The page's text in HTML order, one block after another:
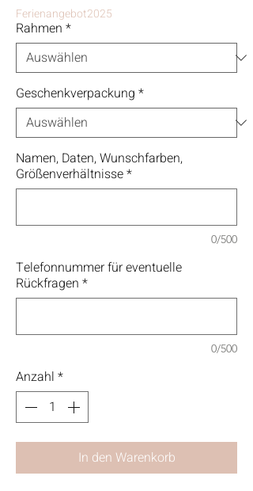
Ferienangebot2025
Rahmen *
Geschenkverpackung *
Namen, Daten, Wunschfarben,
Größenverhältnisse*
0/500
Telefonnummer für eventuelle
Rückfragen *
0/500
Anzahl *
In den Warenkorb